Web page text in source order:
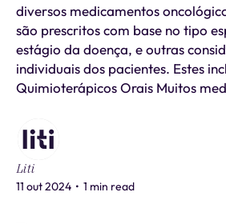
diversos medicamentos
são prescritos com base no tipo
estágio da doença, e outras
individuais dos pacientes. Estes
Quimioterápicos Orais Muitos
Liti
11 out 2024 • 1 min read